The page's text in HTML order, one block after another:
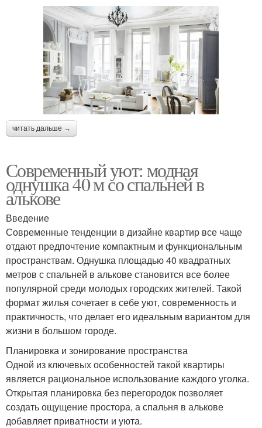
читать дальше →
Современный уют: модная
однушка 40 м со спальней в
алькове
Введение
Современные тенденции в дизайне квартир все чаще
отдают предпочтение компактным и функциональным
пространствам. Однушка площадью 40 квадратных
метров с спальней в алькове становится все более
популярной среди молодых городских жителей. Такой
формат жилья сочетает в себе уют, современность и
практичность, что делает его идеальным вариантом для
жизни в большом городе.
Планировка и зонирование пространства
Одной из ключевых особенностей такой квартиры
является рациональное использование каждого уголка.
Открытая планировка без перегородок позволяет
создать ощущение простора, а спальня в алькове
добавляет приватности и уюта.